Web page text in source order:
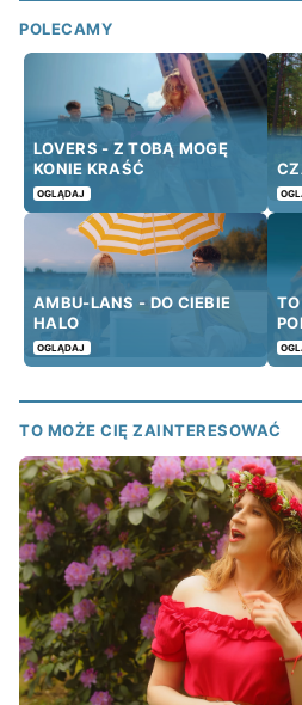
POLECAMY
LOVERS - Z TOBĄ MOGĘ
KONIE KRAŚĆ
OGLĄDAJ
AMBU-LANS - DO CIEBIE
HALO
OGLĄDAJ
TO MOŻE CIĘ ZAINTERESOWAĆ